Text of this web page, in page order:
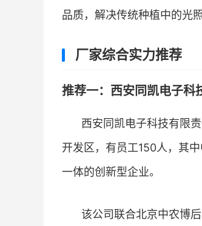
品质，解决传统种植中的光
厂家综合实力推荐
推荐一：西安同凯电子
西安同凯电子科技有限
开发区，有员工150人，其
一体的创新型企业。
该公司联合北京中农博